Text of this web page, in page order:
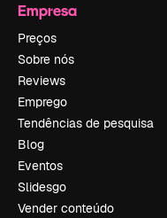
Empresa
Preços
Sobre nós
Reviews
Emprego
Tendências de pesquisa
Blog
Eventos
Slidesgo
Vender conteúdo